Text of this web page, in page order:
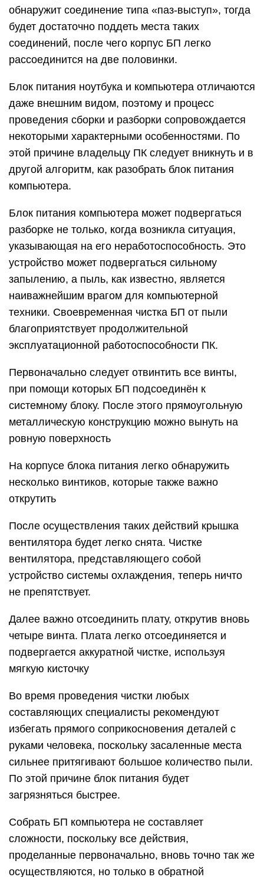
обнаружит соединение типа «паз-выступ», тогда
будет достаточно поддеть места таких
соединений, после чего корпус БП легко
рассоединится на две половинки.
Блок питания ноутбука и компьютера отличаются
даже внешним видом, поэтому и процесс
проведения сборки и разборки сопровождается
некоторыми характерными особенностями. По
этой причине владельцу ПК следует вникнуть и в
другой алгоритм, как разобрать блок питания
компьютера.
Блок питания компьютера может подвергаться
разборке не только, когда возникла ситуация,
указывающая на его неработоспособность. Это
устройство может подвергаться сильному
запылению, а пыль, как известно, является
наиважнейшим врагом для компьютерной
техники. Своевременная чистка БП от пыли
благоприятствует продолжительной
эксплуатационной работоспособности ПК.
Первоначально следует отвинтить все винты,
при помощи которых БП подсоединён к
системному блоку. После этого прямоугольную
металлическую конструкцию можно вынуть на
ровную поверхность
На корпусе блока питания легко обнаружить
несколько винтиков, которые также важно
открутить
После осуществления таких действий крышка
вентилятора будет легко снята. Чистке
вентилятора, представляющего собой
устройство системы охлаждения, теперь ничто
не препятствует.
Далее важно отсоединить плату, открутив вновь
четыре винта. Плата легко отсоединяется и
подвергается аккуратной чистке, используя
мягкую кисточку
Во время проведения чистки любых
составляющих специалисты рекомендуют
избегать прямого соприкосновения деталей с
руками человека, поскольку засаленные места
сильнее притягивают большое количество пыли.
По этой причине блок питания будет
загрязняться быстрее.
Собрать БП компьютера не составляет
сложности, поскольку все действия,
проделанные первоначально, вновь точно так же
осуществляются, но только в обратной